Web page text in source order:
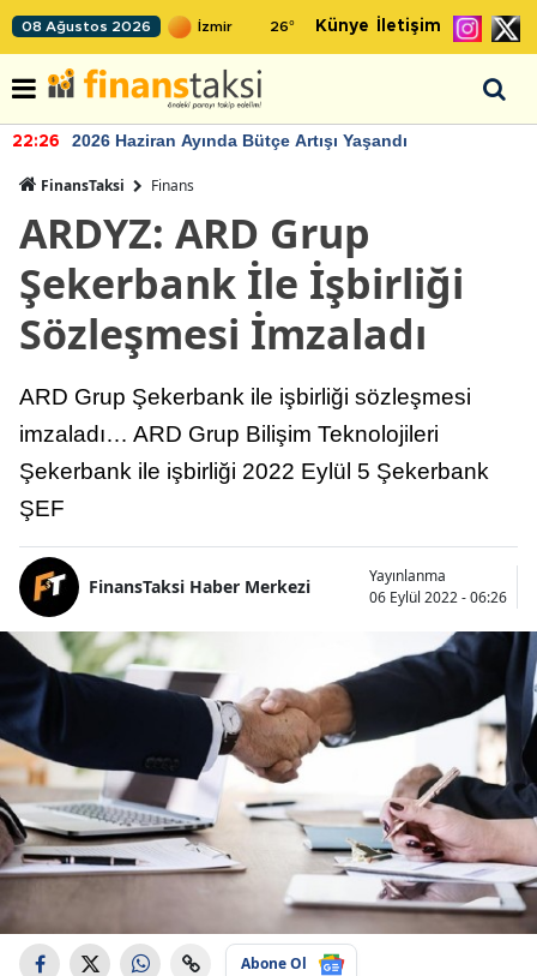
08 Ağustos 2026 26° Künye İletişim
22:26 2026 Haziran Ayında Bütçe Artışı Yaşandı
FinansTaksi Finans
ARDYZ: ARD Grup
Şekerbank İle İşbirliği
Sözleşmesi İmzaladı
ARD Grup Şekerbank ile işbirliği sözleşmesi
imzaladı… ARD Grup Bilişim Teknolojileri
Şekerbank ile işbirliği 2022 Eylül 5 Şekerbank
ŞEF
FinansTaksi Haber Merkezi
Yayınlanma
06 Eylül 2022 - 06:26
Abone Ol